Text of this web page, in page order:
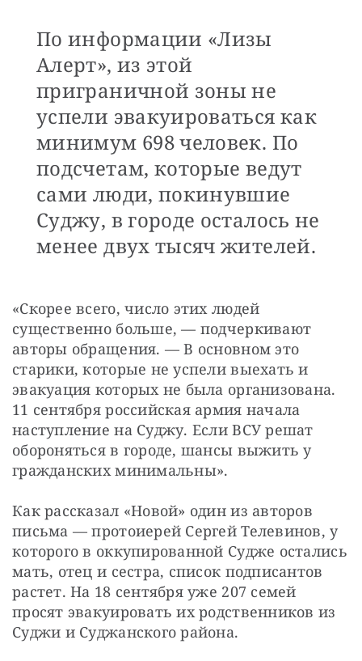
По информации «Лизы
Алерт», из этой
приграничной зоны не
успели эвакуироваться как
минимум 698 человек. По
подсчетам, которые ведут
сами люди, покинувшие
Суджу, в городе осталось не
менее двух тысяч жителей.
«Скорее всего, число этих людей
существенно больше, — подчеркивают
авторы обращения. — В основном это
старики, которые не успели выехать и
эвакуация которых не была организована.
11 сентября российская армия начала
наступление на Суджу. Если ВСУ решат
обороняться в городе, шансы выжить у
гражданских минимальны».
Как рассказал «Новой» один из авторов
письма — протоиерей Сергей Телевинов, у
которого в оккупированной Судже остались
мать, отец и сестра, список подписантов
растет. На 18 сентября уже 207 семей
просят эвакуировать их родственников из
Суджи и Суджанского района.